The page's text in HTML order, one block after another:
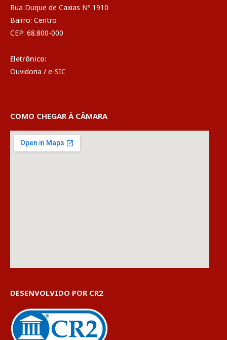
Rua Duque de Caxias Nº 1910
Bairro: Centro
CEP: 68.800-000
Eletrônico:
Ouvidoria / e-SIC
COMO CHEGAR À CÂMARA
DESENVOLVIDO POR CR2